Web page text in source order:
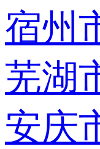
宿州
芜湖
安庆